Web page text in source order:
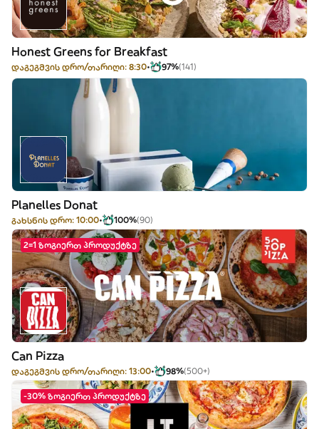
Honest Greens for Breakfast
დაგეგმვის დრო/თარიღი: 8:30 97%(141)
Planelles Donat
გახსნის დრო: 10:00 100%(90)
2=1 ზოგიერთ პროდუქტზე
Can Pizza
დაგეგმვის დრო/თარიღი: 13:00 98%(500+)
-30% ზოგიერთ პროდუქტზე